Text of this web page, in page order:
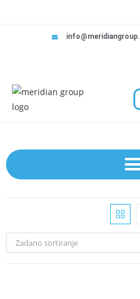
Zadano sortiranje